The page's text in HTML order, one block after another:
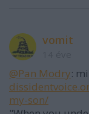
vomit
@Pan Modry:
my-son/